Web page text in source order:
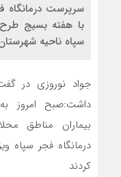
سرپرست درمانگاه
با هفته بسیج طرح
سپاه ناحیه
جواد نوروزی در
داشت:صبح امروز
بیماران مناطق
درمانگاه فجر سپاه
کردند